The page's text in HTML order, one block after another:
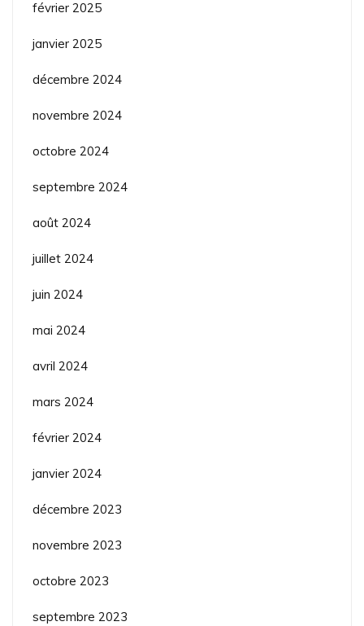
février 2025
janvier 2025
décembre 2024
novembre 2024
octobre 2024
septembre 2024
août 2024
juillet 2024
juin 2024
mai 2024
avril 2024
mars 2024
février 2024
janvier 2024
décembre 2023
novembre 2023
octobre 2023
septembre 2023